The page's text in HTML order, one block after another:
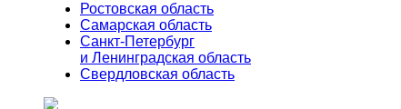
Ростовская область
Самарская область
Санкт-Петербург
и Ленинградская область
Свердловская область